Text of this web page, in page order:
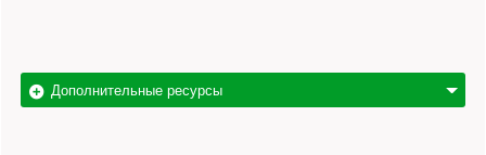
Дополнительные ресурсы